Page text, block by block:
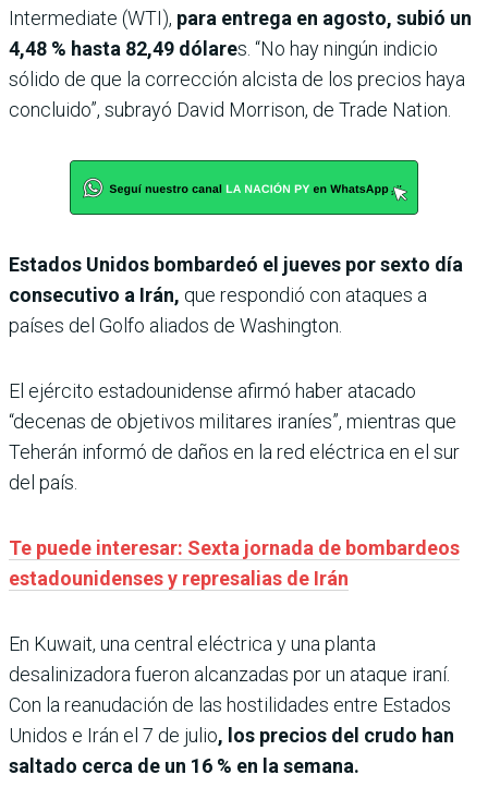
Intermediate (WTI), para entrega en agosto, subió un
4,48 % hasta 82,49 dólares. “No hay ningún indicio
sólido de que la corrección alcista de los precios haya
concluido”, subrayó David Morrison, de Trade Nation.
Estados Unidos bombardeó el jueves por sexto día
consecutivo a Irán, que respondió con ataques a
países del Golfo aliados de Washington.
El ejército estadounidense afirmó haber atacado
“decenas de objetivos militares iraníes”, mientras que
Teherán informó de daños en la red eléctrica en el sur
del país.
Te puede interesar: Sexta jornada de bombardeos
estadounidenses y represalias de Irán
En Kuwait, una central eléctrica y una planta
desalinizadora fueron alcanzadas por un ataque iraní.
Con la reanudación de las hostilidades entre Estados
Unidos e Irán el 7 de julio, los precios del crudo han
saltado cerca de un 16 % en la semana.